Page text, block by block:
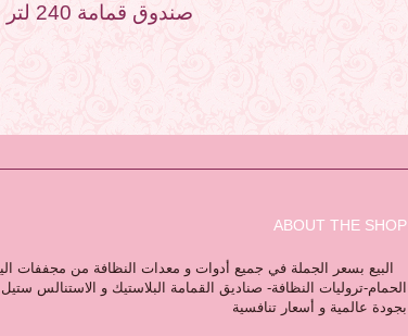
صندوق قمامة 240 لتر
ABOUT THE SHOP
البيع بسعر الجملة في جميع أدوات و معدات النظافة من مجففات
الحمام-تروليات النظافة- صناديق القمامة البلاستيك و الاستنالس
بجودة عالمية و أسعار تنافسية